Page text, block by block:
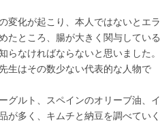
変化が起こり、本人ではないとエラ
たところ、腸が大きく関与している
なければならないと思いました。
生はその数少ない代表的な人物で
グルト、スペインのオリーブ油、イ
が多く、キムチと納豆を調べていく